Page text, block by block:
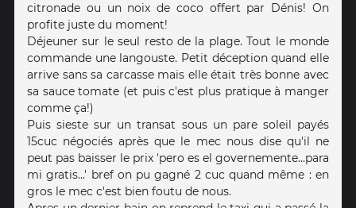
citronade ou un noix de coco offert par Dénis! On
profite juste du moment!
Déjeuner sur le seul resto de la plage. Tout le monde
commande une langouste. Petit déception quand elle
arrive sans sa carcasse mais elle était très bonne avec
sa sauce tomate (et puis c'est plus pratique à manger
comme ça!)
Puis sieste sur un transat sous un pare soleil payés
15cuc négociés après que le mec nous dise qu'il ne
peut pas baisser le prix 'pero es el governemente...para
mi gratis...' bref on pu gagné 2 cuc quand même : en
gros le mec c'est bien foutu de nous.